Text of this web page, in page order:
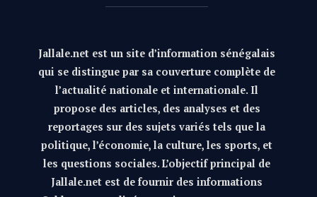
Jallale.net est un site d’information sénégalais
qui se distingue par sa couverture complète de
l’actualité nationale et internationale. Il
propose des articles, des analyses et des
reportages sur des sujets variés tels que la
politique, l’économie, la culture, les sports, et
les questions sociales. L’objectif principal de
Jallale.net est de fournir des informations